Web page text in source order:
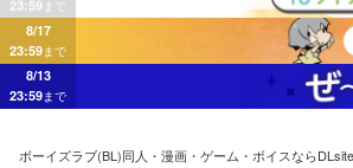
8/17
23:59まで
8/13
23:59まで
ボーイズラブ(BL)同人・漫画・ゲーム・ボイスなら